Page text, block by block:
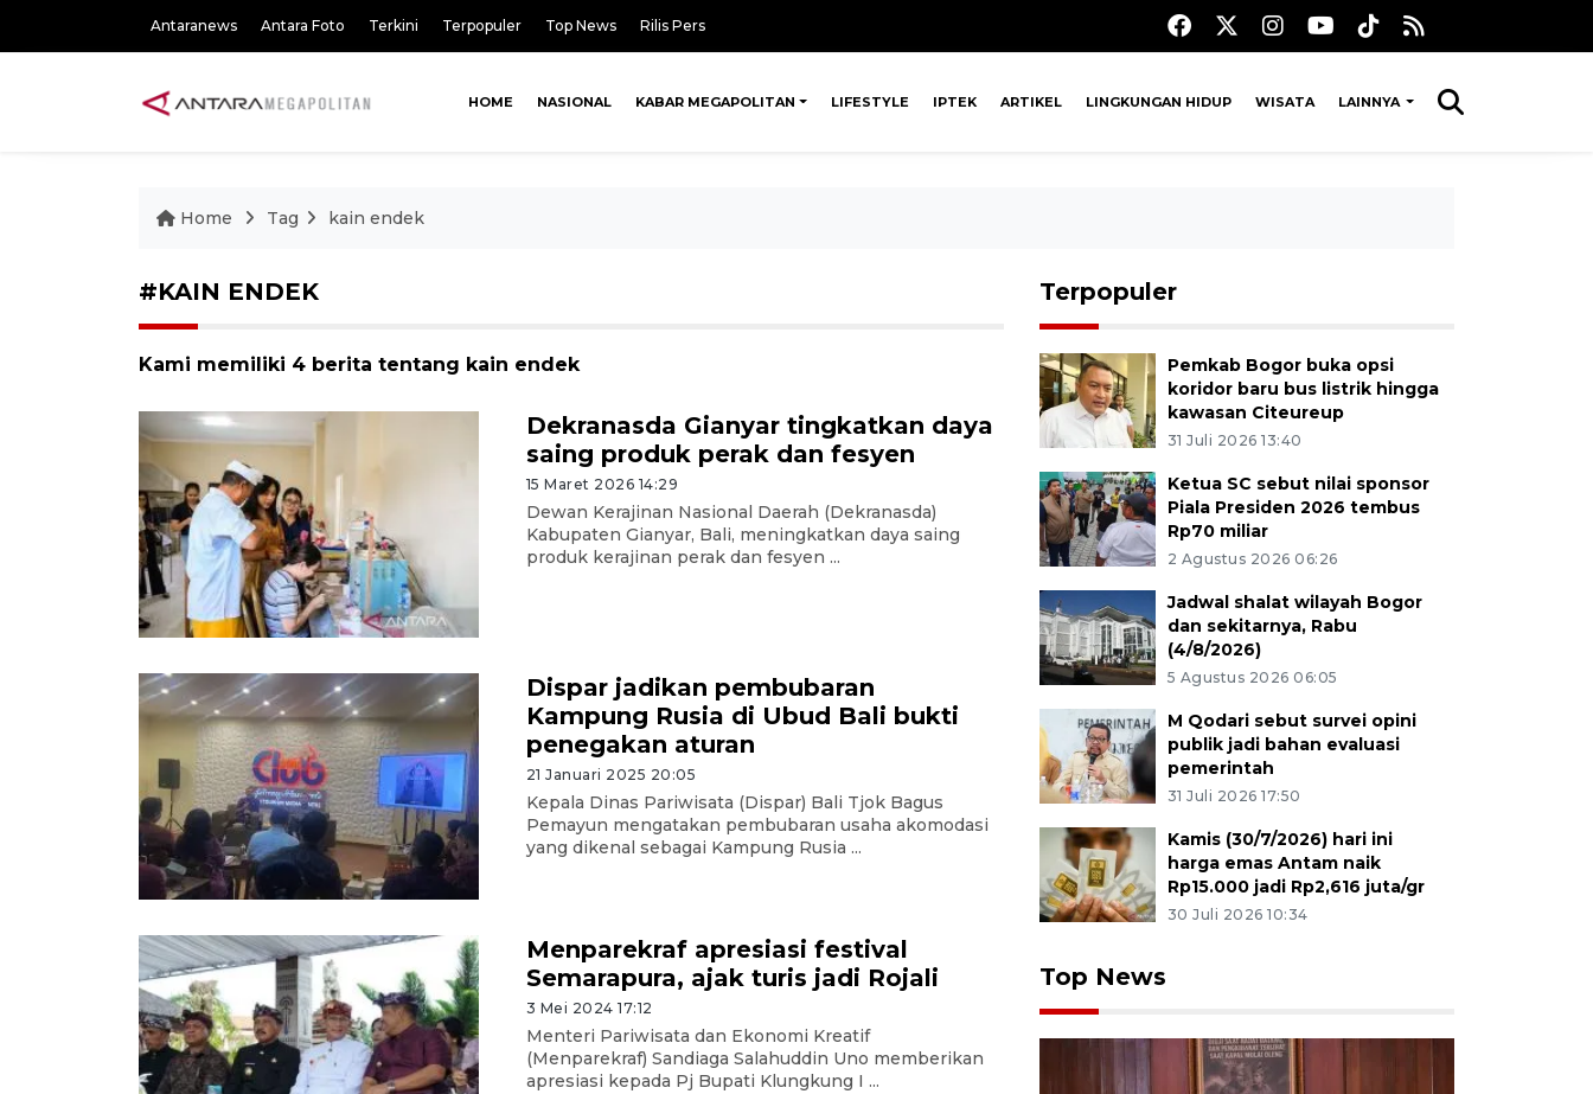
Antaranews Antara Foto Terkini Terpopuler Top News Rilis Pers
HOME NASIONAL KABAR MEGAPOLITAN LIFESTYLE IPTEK ARTIKEL LINGKUNGAN HIDUP WISATA LAINNYA
Home Tag kain endek
#KAIN ENDEK
Kami memiliki 4 berita tentang kain endek
Dekranasda Gianyar tingkatkan daya
saing produk perak dan fesyen
15 Maret 2026 14:29
Dewan Kerajinan Nasional Daerah (Dekranasda)
Kabupaten Gianyar, Bali, meningkatkan daya saing
produk kerajinan perak dan fesyen ...
Dispar jadikan pembubaran
Kampung Rusia di Ubud Bali bukti
penegakan aturan
21 Januari 2025 20:05
Kepala Dinas Pariwisata (Dispar) Bali Tjok Bagus
Pemayun mengatakan pembubaran usaha akomodasi
yang dikenal sebagai Kampung Rusia ...
Menparekraf apresiasi festival
Semarapura, ajak turis jadi Rojali
3 Mei 2024 17:12
Menteri Pariwisata dan Ekonomi Kreatif
(Menparekraf) Sandiaga Salahuddin Uno memberikan
apresiasi kepada Pj Bupati Klungkung I ...
Terpopuler
Pemkab Bogor buka opsi
koridor baru bus listrik hingga
kawasan Citeureup
31 Juli 2026 13:40
Ketua SC sebut nilai sponsor
Piala Presiden 2026 tembus
Rp70 miliar
2 Agustus 2026 06:26
Jadwal shalat wilayah Bogor
dan sekitarnya, Rabu
(4/8/2026)
5 Agustus 2026 06:05
M Qodari sebut survei opini
publik jadi bahan evaluasi
pemerintah
31 Juli 2026 17:50
Kamis (30/7/2026) hari ini
harga emas Antam naik
Rp15.000 jadi Rp2,616 juta/gr
30 Juli 2026 10:34
Top News